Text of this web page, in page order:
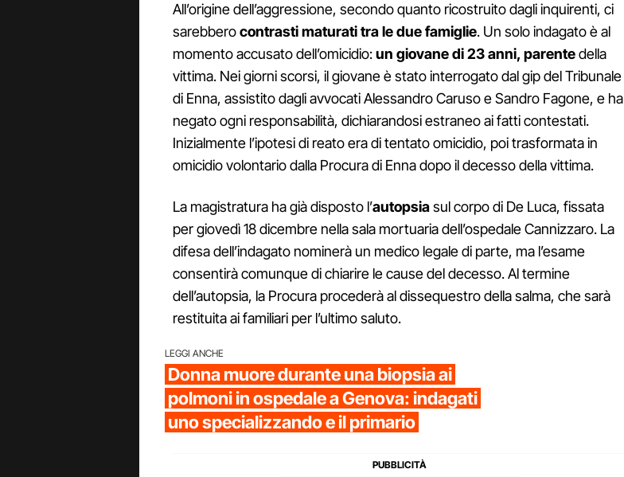
All’origine dell’aggressione, secondo quanto ricostruito dagli inquirenti, ci
sarebberocontrasti maturati tra le due famiglie. Un solo indagato è al
momento accusato dell’omicidio:un giovane di 23 anni, parentedella
vittima. Nei giorni scorsi, il giovane è stato interrogato dal gip del Tribunale
di Enna, assistito dagli avvocati Alessandro Caruso e Sandro Fagone, e ha
negato ogni responsabilità, dichiarandosi estraneo ai fatti contestati.
Inizialmente l’ipotesi di reato era di tentato omicidio, poi trasformata in
omicidio volontario dalla Procura di Enna dopo il decesso della vittima.
La magistratura ha già disposto l’autopsiasul corpo di De Luca, fissata
per giovedì 18 dicembre nella sala mortuaria dell’ospedale Cannizzaro. La
difesa dell’indagato nominerà un medico legale di parte, ma l’esame
consentirà comunque di chiarire le cause del decesso. Al termine
dell’autopsia, la Procura procederà al dissequestro della salma, che sarà
restituita ai familiari per l’ultimo saluto.
LEGGI ANCHE
Donna muore durante una biopsia ai
polmoni in ospedale a Genova: indagati
uno specializzando e il primario